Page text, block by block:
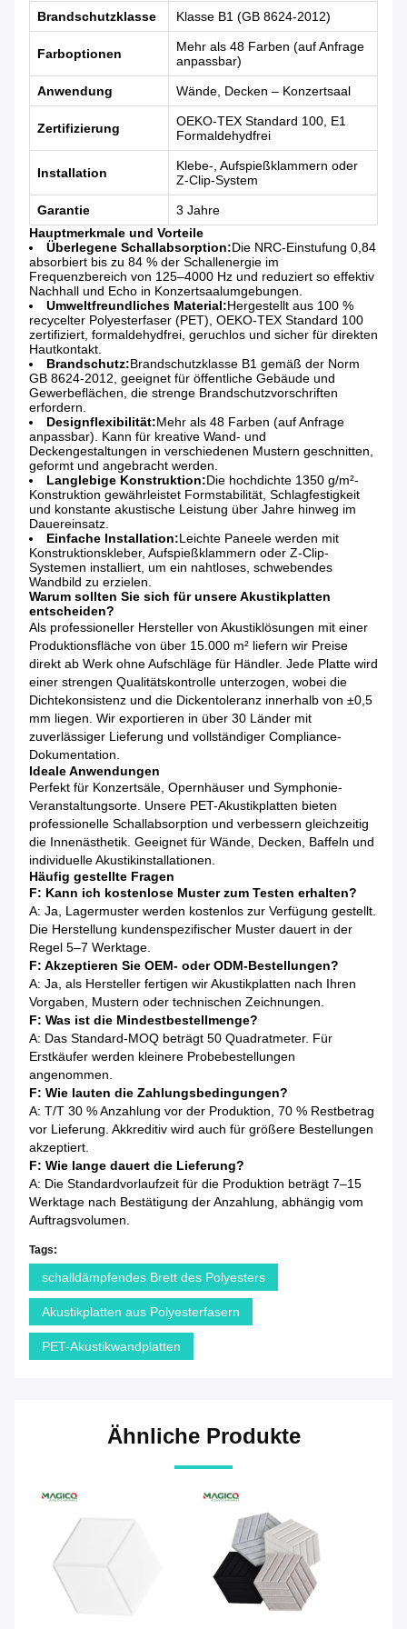
Brandschutzklasse Klasse B1 (GB 8624-2012)
Farboptionen
Mehr als 48 Farben (auf Anfrage
anpassbar)
Anwendung Wände, Decken – Konzertsaal
Zertifizierung
OEKO-TEX Standard 100, E1
Formaldehydfrei
Installation
Klebe-, Aufspießklammern oder
Z-Clip-System
Garantie
3 Jahre
Hauptmerkmale und Vorteile
Überlegene Schallabsorption:Die NRC-Einstufung 0,84
absorbiert bis zu 84 % der Schallenergie im
Frequenzbereich von 125–4000 Hz und reduziert so effektiv
Nachhall und Echo in Konzertsaalumgebungen.
Umweltfreundliches Material:Hergestellt aus 100 %
recycelter Polyesterfaser (PET), OEKO-TEX Standard 100
zertifiziert, formaldehydfrei, geruchlos und sicher für direkten
Hautkontakt.
Brandschutz:Brandschutzklasse B1 gemäß der Norm
GB 8624-2012, geeignet für öffentliche Gebäude und
Gewerbeflächen, die strenge Brandschutzvorschriften
erfordern.
Designflexibilität:Mehr als 48 Farben (auf Anfrage
anpassbar). Kann für kreative Wand- und
Deckengestaltungen in verschiedenen Mustern geschnitten,
geformt und angebracht werden.
Langlebige Konstruktion:Die hochdichte 1350 g/m²-
Konstruktion gewährleistet Formstabilität, Schlagfestigkeit
und konstante akustische Leistung über Jahre hinweg im
Dauereinsatz.
Einfache Installation:Leichte Paneele werden mit
Konstruktionskleber, Aufspießklammern oder Z-Clip-
Systemen installiert, um ein nahtloses, schwebendes
Wandbild zu erzielen.
Warum sollten Sie sich für unsere Akustikplatten
entscheiden?
Als professioneller Hersteller von Akustiklösungen mit einer
Produktionsfläche von über 15.000 m² liefern wir Preise
direkt ab Werk ohne Aufschläge für Händler. Jede Platte wird
einer strengen Qualitätskontrolle unterzogen, wobei die
Dichtekonsistenz und die Dickentoleranz innerhalb von ±0,5
mm liegen. Wir exportieren in über 30 Länder mit
zuverlässiger Lieferung und vollständiger Compliance-
Dokumentation.
Ideale Anwendungen
Perfekt für Konzertsäle, Opernhäuser und Symphonie-
Veranstaltungsorte. Unsere PET-Akustikplatten bieten
professionelle Schallabsorption und verbessern gleichzeitig
die Innenästhetik. Geeignet für Wände, Decken, Baffeln und
individuelle Akustikinstallationen.
Häufig gestellte Fragen
F: Kann ich kostenlose Muster zum Testen erhalten?
A: Ja, Lagermuster werden kostenlos zur Verfügung gestellt.
Die Herstellung kundenspezifischer Muster dauert in der
Regel 5–7 Werktage.
F: Akzeptieren Sie OEM- oder ODM-Bestellungen?
A: Ja, als Hersteller fertigen wir Akustikplatten nach Ihren
Vorgaben, Mustern oder technischen Zeichnungen.
F: Was ist die Mindestbestellmenge?
A: Das Standard-MOQ beträgt 50 Quadratmeter. Für
Erstkäufer werden kleinere Probebestellungen
angenommen.
F: Wie lauten die Zahlungsbedingungen?
A: T/T 30 % Anzahlung vor der Produktion, 70 % Restbetrag
vor Lieferung. Akkreditiv wird auch für größere Bestellungen
akzeptiert.
F: Wie lange dauert die Lieferung?
A: Die Standardvorlaufzeit für die Produktion beträgt 7–15
Werktage nach Bestätigung der Anzahlung, abhängig vom
Auftragsvolumen.
Tags:
schalldämpfendes Brett des Polyesters
Akustikplatten aus Polyesterfasern
PET-Akustikwandplatten
Ähnliche Produkte